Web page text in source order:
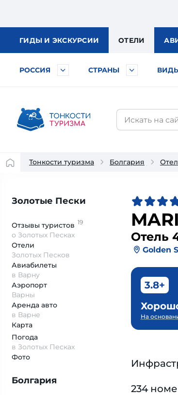
ГИДЫ И ЭКСКУРСИИ ОТЕЛИ
РОССИЯ СТРАНЫ
Тонкости туризма Болгария
Золотые Пески
Отзывы туристов 19
о Золотых Песках
Отели
Золотых Песков
Авиабилеты
в Варну
Аэропорт
Варны
Аренда авто
в Варне
Карта
Погода
в Золотых Песках
Фото
Болгария
Отель
Golden
3.8+
На
234